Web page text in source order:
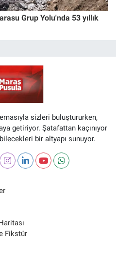
Grup Yolu'nda 53 yıllık
sizleri buluştururken,
getiriyor. Şatafattan kaçınıyor
bir altyapı sunuyor.
Fikstür